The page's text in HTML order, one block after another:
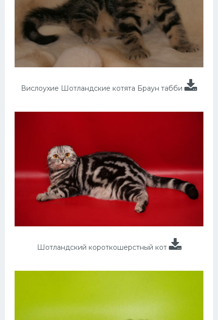
Вислоухие Шотландские котята Браун табби
Шотландский короткошерстный кот